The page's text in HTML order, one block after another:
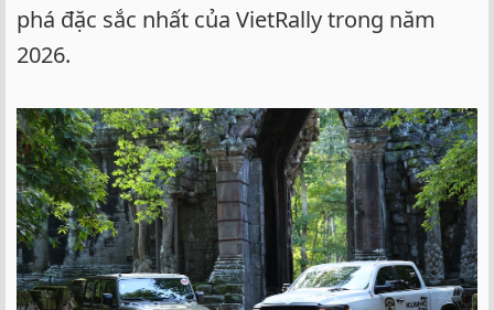
phá đặc sắc nhất của VietRally trong năm
2026.